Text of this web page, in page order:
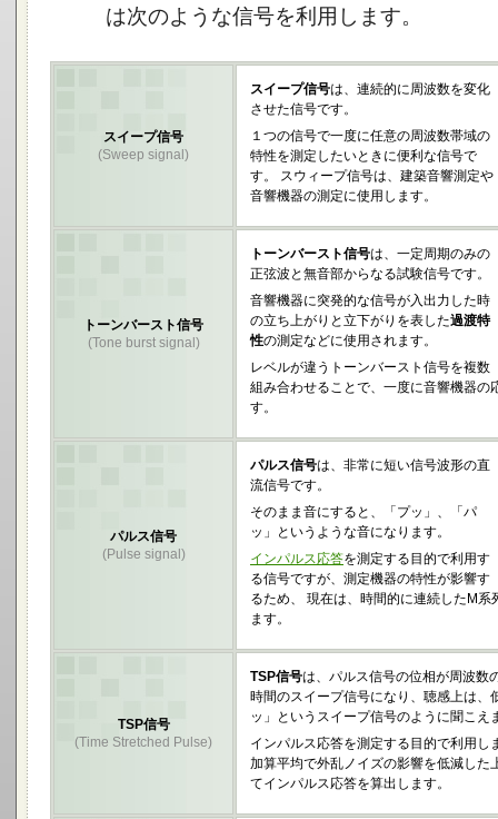
は次のような信号を利用します。
スイープ信号
(Sweep signal)
スイープ信号は、連続的に周波数を変化
させた信号です。
１つの信号で一度に任意の周波数帯域の
特性を測定したいときに便利な信号で
す。 スウィープ信号は、建築音響測定や
音響機器の測定に使用します。
トーンバースト信号
(Tone burst signal)
トーンバースト信号は、一定周期のみの
正弦波と無音部からなる試験信号です。
音響機器に突発的な信号が入出力した時
の立ち上がりと立下がりを表した過渡特
性の測定などに使用されます。
レベルが違うトーンバースト信号を複数
組み合わせることで、一度に音響機器の
す。
パルス信号
(Pulse signal)
パルス信号は、非常に短い信号波形の直
流信号です。
そのまま音にすると、「プッ」、「パ
ッ」というような音になります。
インパルス応答を測定する目的で利用す
る信号ですが、測定機器の特性が影響す
るため、 現在は、時間的に連続したM
ます。
TSP信号
(Time Stretched Pulse)
TSP信号は、パルス信号の位相が周波数
時間のスイープ信号になり、聴感上は、
ッ」というスイープ信号のように聞こえ
インパルス応答を測定する目的で利用し
加算平均で外乱ノイズの影響を低減した
てインパルス応答を算出します。